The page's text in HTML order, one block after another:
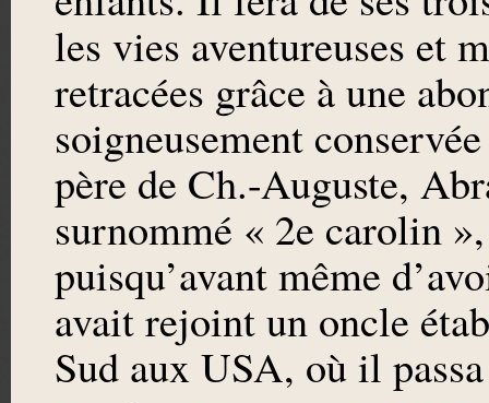
les vies aventureuses et
retracées grâce à une
soigneusement
père de Ch.-Auguste,
surnommé « 2e carolin
puisqu’avant même
avait rejoint un oncle
Sud aux USA, où il